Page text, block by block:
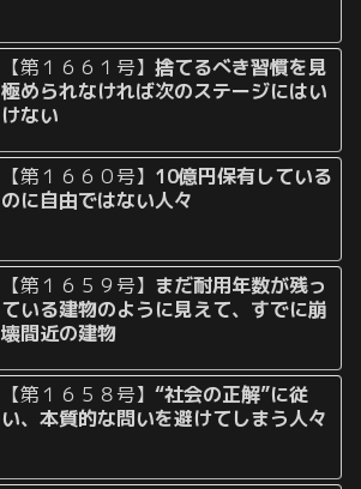
【第１６６１号】捨てるべき習慣を見
極められなければ次のステージにはい
けない
【第１６６０号】 10億円保有している
のに自由ではない人々
【第１６５９号】 まだ耐用年数が残っ
ている建物のように見えて、すでに崩
壊間近の建物
【第１６５８号】“社会の正解”に従
い、本質的な問いを避けてしまう人々